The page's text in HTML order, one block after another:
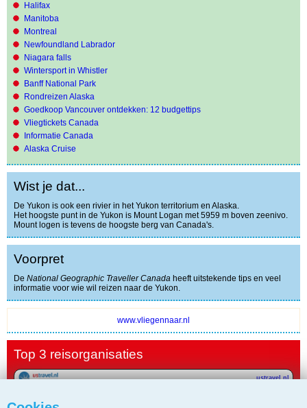
Halifax
Manitoba
Montreal
Newfoundland Labrador
Niagara falls
Wintersport in Whistler
Banff National Park
Rondreizen Alaska
Goedkoop Vancouver ontdekken: 12 budgettips
Vliegtickets Canada
Informatie Canada
Alaska Cruise
Wist je dat...
De Yukon is ook een rivier in het Yukon territorium en Alaska.
Het hoogste punt in de Yukon is Mount Logan met 5959 m boven zeenivo.
Mount logen is tevens de hoogste berg van Canada's.
Voorpret
De National Geographic Traveller Canada heeft uitstekende tips en veel
informatie voor wie wil reizen naar de Yukon.
www.vliegennaar.nl
Top 3 reisorganisaties
ustravel.nl